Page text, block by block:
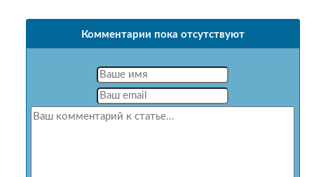
Комментарии пока отсутствуют